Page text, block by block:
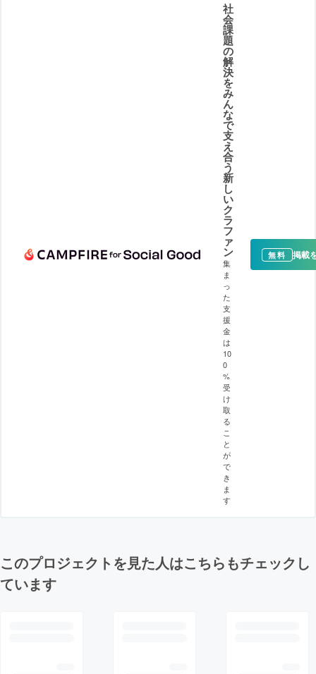
社
会
課
題
の
解
決
を
み
ん
な
で
支
え
合
う
新
し
い
ク
ラ
フ
ァ
ン
集
ま
っ
た
支
援
金
は
10
0
%
受
け
取
る
こ
と
が
で
き
ま
す
無料 掲載
このプロジェクトを見た人はこちらもチェックし
ています